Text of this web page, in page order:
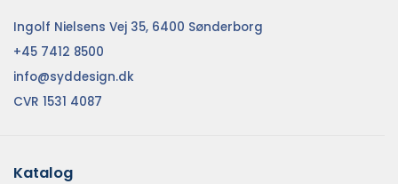
Ingolf Nielsens Vej 35, 6400 Sønderborg
+45 7412 8500
info@syddesign.dk
CVR 1531 4087
Katalog